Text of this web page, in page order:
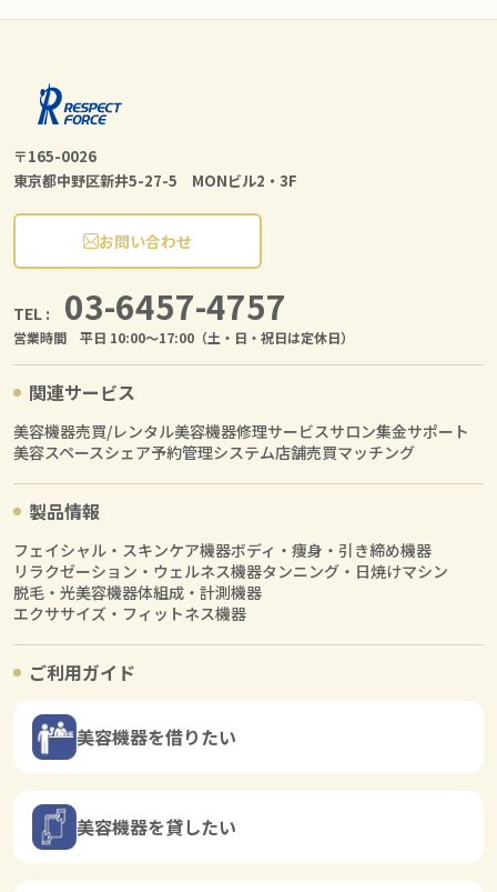
〒165-0026
東京都中野区新井5-27-5 MONビル2・3F
お問い合わせ
TEL : 03-6457-4757
営業時間 平日 10:00〜17:00（土・日・祝日は定休日）
関連サービス
美容機器売買/レンタル美容機器修理サービスサロン集金サポート
美容スペースシェア予約管理システム店舗売買マッチング
製品情報
フェイシャル・スキンケア機器ボディ・痩身・引き締め機器
リラクゼーション・ウェルネス機器タンニング・日焼けマシン
脱毛・光美容機器体組成・計測機器
エクササイズ・フィットネス機器
ご利用ガイド
美容機器を借りたい
美容機器を貸したい